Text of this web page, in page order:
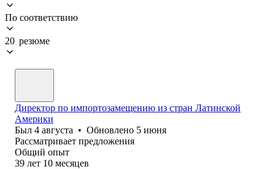
По соответствию
20 резюме
Директор по импортозамещению из стран Латинской
Америки
Был 4 августа • Обновлено 5 июня
Рассматривает предложения
Общий опыт
39 лет 10 месяцев